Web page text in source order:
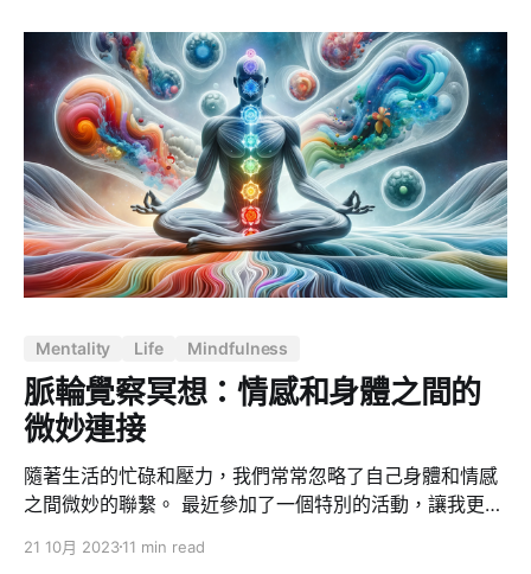
得，最後因為考慮篇幅長度獨立出來。） 認識自我：先要
「有我」，才能「無我」 當一個人傷痕累累、支離破碎，
如果我們還要他放下自我、學習無我，只會雪上加霜、滿
目瘡痍。他最需要的不是拯救別人，而是關愛自己；這不
是自私，而是自愛。當一個人頭破血流、心靈重傷，能夠
正常呼吸，已屬萬幸。要求大海浮沉的遇溺者，去拯救另
一位遇溺者，簡直癡人說夢。 相反，當他完全療癒，健康
成長，充滿個人魅力；這時，
Mentality Life Mindfulness
脈輪覺察冥想：情感和身體之間的
微妙連接
隨著生活的忙碌和壓力，我們常常忽略了自己身體和情感
之間微妙的聯繫。 最近參加了一個特別的活動，讓我更深
動叫做「下班後的自我覺察：脈輪覺察冥想」，儘管我之
21 10月 202311 min read